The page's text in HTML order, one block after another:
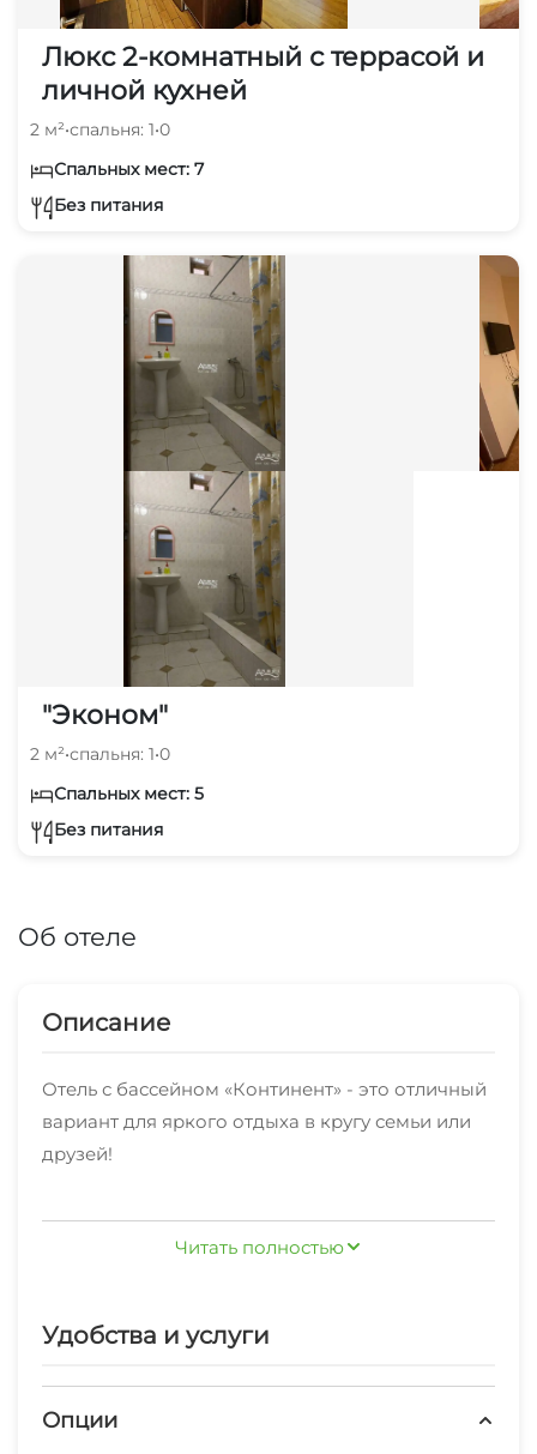
Люкс 2-комнатный с террасой и
личной кухней
2 м²•спальня: 1•0
Спальных мест: 7
Без питания
"Эконом"
2 м²•спальня: 1•0
Спальных мест: 5
Без питания
Об отеле
Описание
Отель с бассейном «Континент» - это отличный
вариант для яркого отдыха в кругу семьи или
друзей!
На территории отеля располагается
подогреваемый бассейн и необходимый
гостей в бассейне имеется детский и взрослый
мая 2025 года. Во дворе кафе-столовая со
Читать полностью
Удобства и услуги
Опции